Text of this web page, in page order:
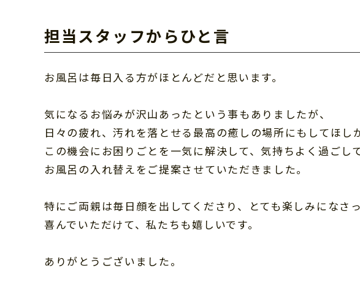
担当スタッフからひと言
お風呂は毎日入る方がほとんどだと思います。
気になるお悩みが沢山あったという事もありましたが、
日々の疲れ、汚れを落とせる最高の癒しの場所にもしてほし
この機会にお困りごとを一気に解決して、気持ちよく過ごし
お風呂の入れ替えをご提案させていただきました。
特にご両親は毎日顔を出してくださり、とても楽しみになさ
喜んでいただけて、私たちも嬉しいです。
ありがとうございました。